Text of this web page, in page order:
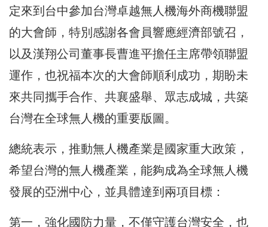
定來到台中參加台灣卓越無人機海外商機聯盟
的大會師，特別感謝各會員響應經濟部號召，
以及漢翔公司董事長曹進平擔任主席帶領聯盟
運作，也祝福本次的大會師順利成功，期盼未
來共同攜手合作、共襄盛舉、眾志成城，共築
台灣在全球無人機的重要版圖。
總統表示，推動無人機產業是國家重大政策，
希望台灣的無人機產業，能夠成為全球無人機
發展的亞洲中心，並具體達到兩項目標：
第一，強化國防力量，不僅守護台灣安全，也